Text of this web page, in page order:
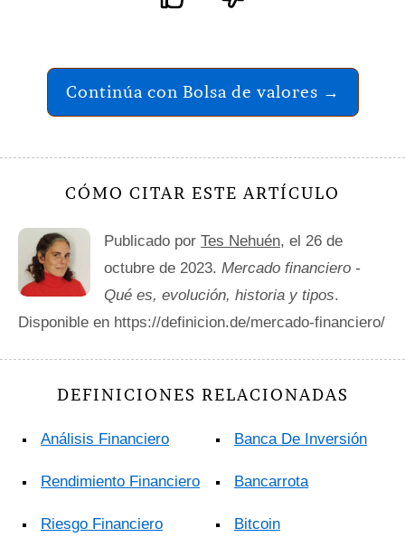
Continúa con Bolsa de valores →
CÓMO CITAR ESTE ARTÍCULO
Publicado por Tes Nehuén, el 26 de
octubre de 2023. Mercado financiero -
Qué es, evolución, historia y tipos.
Disponible en https://definicion.de/mercado-financiero/
DEFINICIONES RELACIONADAS
Análisis Financiero
Rendimiento Financiero
Riesgo Financiero
Banca De Inversión
Bancarrota
Bitcoin